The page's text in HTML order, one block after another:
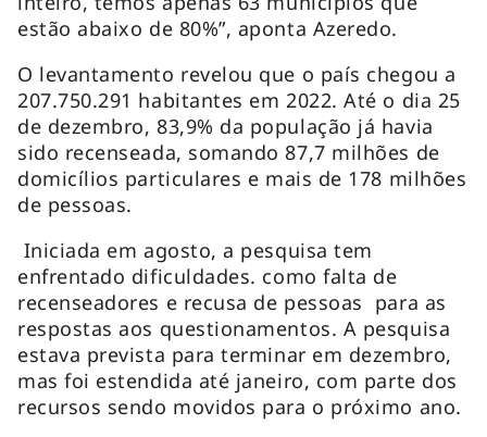
estão abaixo de 80%”, aponta Azeredo.
O levantamento revelou que o país chegou a
207.750.291 habitantes em 2022. Até o dia 25
de dezembro, 83,9% da população já havia
sido recenseada, somando 87,7 milhões de
domicílios particulares e mais de 178 milhões
de pessoas.
Iniciada em agosto, a pesquisa tem
enfrentado dificuldades. como falta de
recenseadores e recusa de pessoas para as
respostas aos questionamentos. A pesquisa
estava prevista para terminar em dezembro,
mas foi estendida até janeiro, com parte dos
recursos sendo movidos para o próximo ano.